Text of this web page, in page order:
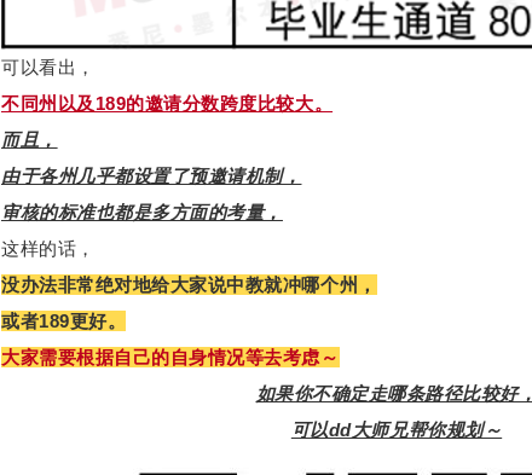
可以看出，
不同州以及189的邀请分数跨度比较大。
而且，
由于各州几乎都设置了预邀请机制，
审核的标准也都是多方面的考量，
这样的话，
没办法非常绝对地给大家说中教就冲哪个州，
或者189更好。
大家需要根据自己的自身情况等去考虑～
如果你不确定走哪条路径比较好，
可以dd大师兄帮你规划～